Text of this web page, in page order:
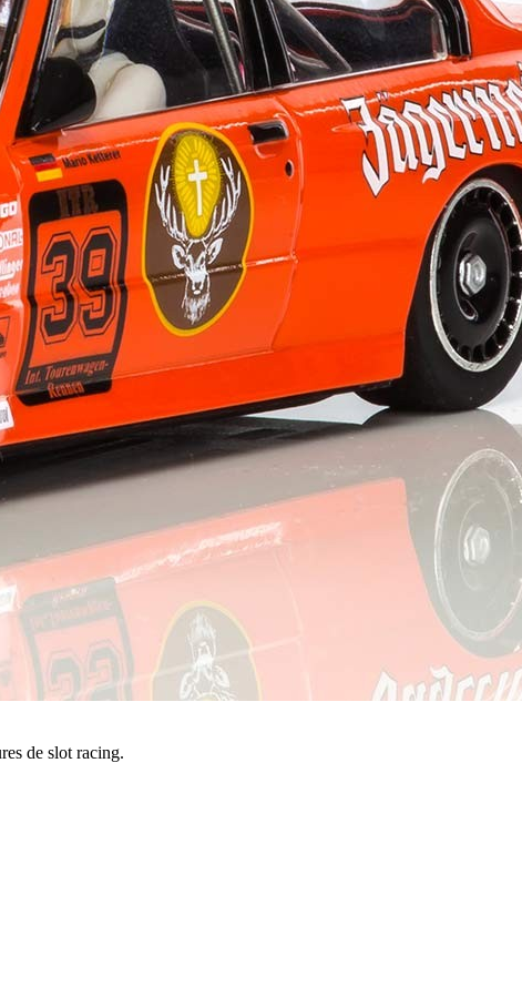
de slot racing.